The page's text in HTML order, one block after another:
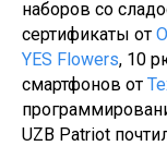
наборов со
сертификаты от
YES Flowers, 10
смартфонов от
UZB Patriot